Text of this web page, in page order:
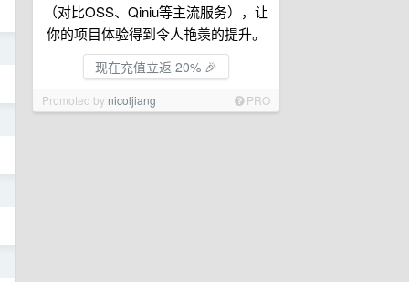
（对比OSS、Qiniu等主流服务），让
你的项目体验得到令人艳羡的提升。
现在充值立返 20% 🎉
Promoted by nicoljiang PRO